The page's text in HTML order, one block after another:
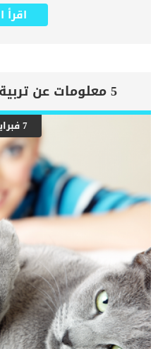
يحتوى معطفة على اللون الاسود
نخبرك ان المطعف الاسود فى القطط
الجين ، واحدة من الأم والأخرى
للفراء الأسود ، فسيكون القط
_تسمح المعاطف السوداء
ومطاردة فرائسها بشكل غير
بشكل افضل والتمتع بصحة جيدة
القديمة حول القطط السوداء وانها
واصبح هذا الامر غير صحيح الان.
بها ان شيوع القطط ذو الفراء
تربية القطط يجعلها اكثر
اقرأ
5 معلومات عن تربية القطط قبل الشراء
7 فبراير 2017